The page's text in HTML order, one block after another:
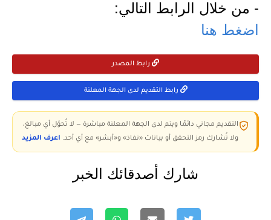
- من خلال الرابط التالي:
اضغط هنا
رابط المصدر
رابط التقديم لدى الجهة المعلنة
التقديم مجاني دائمًا ويتم لدى الجهة المعلنة مباشرة — لا تُحوّل أي مبالغ،
ولا تُشارك رمز التحقق أو بيانات «نفاذ» و«أبشر» مع أي أحد. اعرف المزيد
شارك أصدقائك الخبر